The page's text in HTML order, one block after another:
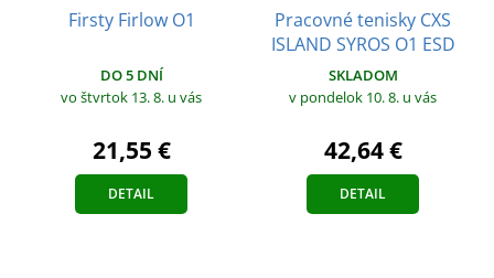
Firsty Firlow O1
DO 5 DNÍ
vo štvrtok 13. 8. u vás
21,55 €
DETAIL
Pracovné tenisky CXS
ISLAND SYROS O1 ESD
SKLADOM
v pondelok 10. 8. u vás
42,64 €
DETAIL